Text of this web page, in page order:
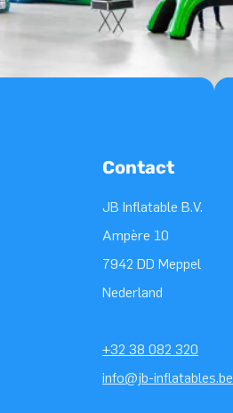
Contact
JB Inflatable B.V.
Ampère 10
7942 DD Meppel
Nederland
+32 38 082 320
info@jb-inflatables.be